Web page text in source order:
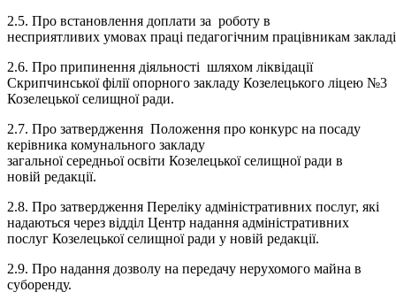
2.5. Про встановлення доплати за роботу в
несприятливих умовах праці педагогічним працівникам
2.6. Про припинення діяльності шляхом ліквідації
Скрипчинської філії опорного закладу Козелецького ліцею №3
Козелецької селищної ради.
2.7. Про затвердження Положення про конкурс на посаду
керівника комунального закладу
загальної середньої освіти Козелецької селищної ради в
новій редакції.
2.8. Про затвердження Переліку адміністративних послуг, які
надаються через відділ Центр надання адміністративних
послуг Козелецької селищної ради у новій редакції.
2.9. Про надання дозволу на передачу нерухомого майна в
суборенду.